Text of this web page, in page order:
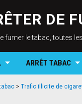
DE
fumer le tabac, toutes
ARRÊT TABAC
> Trafic illicite de